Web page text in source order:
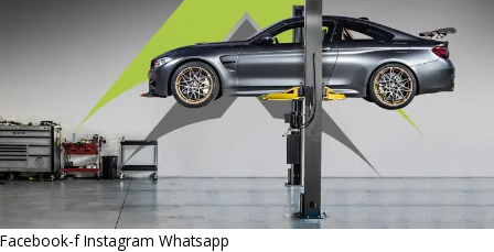
Facebook-fInstagram Whatsapp